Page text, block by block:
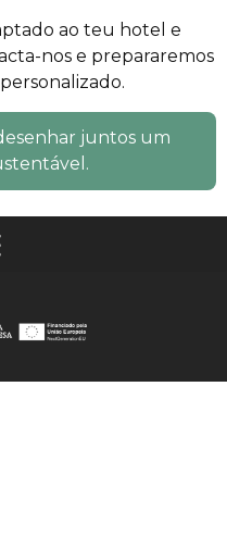
ao teu hotel e
nos e prepararemos
juntos um